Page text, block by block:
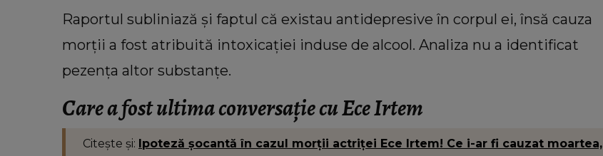
Raportul subliniază și faptul că existau antidepresive în corpul ei, însă cauza
morții a fost atribuită intoxicației induse de alcool. Analiza nu a identificat
pezența altor substanțe.
Care a fost ultima conversație cu Ece Irtem
Citește și: Ipoteză șocantă în cazul morții actriței Ece Irtem! Ce i-ar fi cauzat moartea,